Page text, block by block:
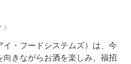
・フードシステムズ）は、今
きながらお酒を楽しみ、福招